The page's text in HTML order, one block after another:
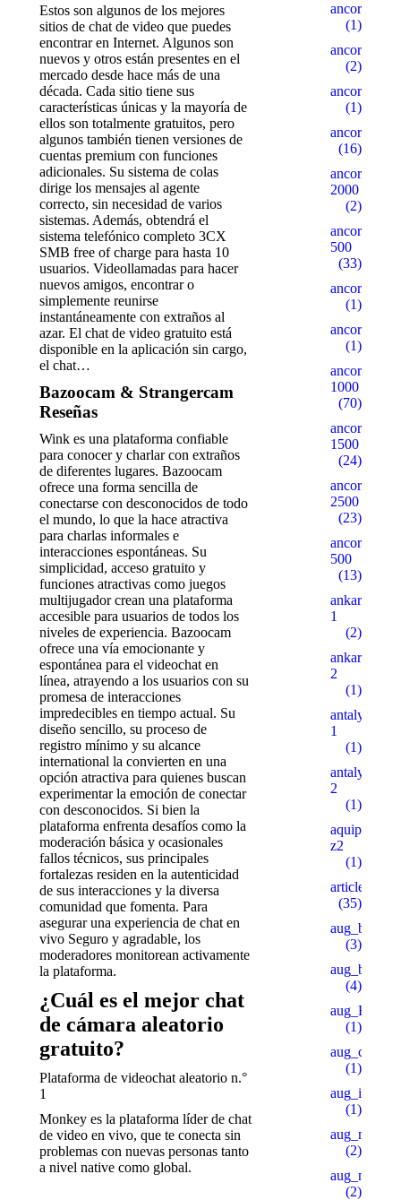
Estos son algunos de los mejores
sitios de chat de video que puedes
encontrar en Internet. Algunos son
nuevos y otros están presentes en el
mercado desde hace más de una
década. Cada sitio tiene sus
características únicas y la mayoría de
ellos son totalmente gratuitos, pero
algunos también tienen versiones de
cuentas premium con funciones
adicionales. Su sistema de colas
dirige los mensajes al agente
correcto, sin necesidad de varios
sistemas. Además, obtendrá el
sistema telefónico completo 3CX
SMB free of charge para hasta 10
usuarios. Videollamadas para hacer
nuevos amigos, encontrar o
simplemente reunirse
instantáneamente con extraños al
azar. El chat de video gratuito está
disponible en la aplicación sin cargo,
el chat…
Bazoocam & Strangercam
Reseñas
Wink es una plataforma confiable
para conocer y charlar con extraños
de diferentes lugares. Bazoocam
ofrece una forma sencilla de
conectarse con desconocidos de todo
el mundo, lo que la hace atractiva
para charlas informales e
interacciones espontáneas. Su
simplicidad, acceso gratuito y
funciones atractivas como juegos
multijugador crean una plataforma
accesible para usuarios de todos los
niveles de experiencia. Bazoocam
ofrece una vía emocionante y
espontánea para el videochat en
línea, atrayendo a los usuarios con su
promesa de interacciones
impredecibles en tiempo actual. Su
diseño sencillo, su proceso de
registro mínimo y su alcance
international la convierten en una
opción atractiva para quienes buscan
experimentar la emoción de conectar
con desconocidos. Si bien la
plataforma enfrenta desafíos como la
moderación básica y ocasionales
fallos técnicos, sus principales
fortalezas residen en la autenticidad
de sus interacciones y la diversa
comunidad que fomenta. Para
asegurar una experiencia de chat en
vivo Seguro y agradable, los
moderadores monitorean activamente
la plataforma.
¿Cuál es el mejor chat
de cámara aleatorio
gratuito?
Plataforma de videochat aleatorio n.°
1
Monkey es la plataforma líder de chat
de video en vivo, que te conecta sin
problemas con nuevas personas tanto
a nivel native como global.
ancor5
(1)
ancor500
(2)
ancorall
(1)
ancorallZ
(16)
ancorallZ
2000
(2)
ancorallZ
500
(33)
ancorallZ1
(1)
(1)
ancorZ
1000
(70)
ancorZ
1500
(24)
ancorZ
2500
(23)
ancorZ
500
(13)
1
(2)
2
(1)
1
(1)
2
(1)
z2
(1)
articles
(35)
aug_bh
(3)
aug_bt
(4)
aug_BY
(1)
aug_ch_2
(1)
aug_ipl
(1)
aug_mars
(2)
aug_mb_1
(2)